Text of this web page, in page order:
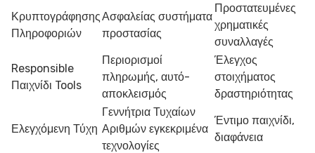
Κρυπτογράφησης
Πληροφοριών
Ασφαλείας συστήματα
προστασίας
Προστατευμένες
χρηματικές
συναλλαγές
Responsible
Παιχνίδι Tools
Περιορισμοί
πληρωμής, αυτό-
αποκλεισμός
Έλεγχος
στοιχήματος
δραστηριότητας
Ελεγχόμενη Τύχη
Γεννήτρια Τυχαίων
Αριθμών εγκεκριμένα
τεχνολογίες
Έντιμο παιχνίδι,
διαφάνεια